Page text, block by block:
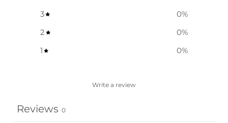
3
0%
2
0%
1
0%
Write a review
Reviews 0